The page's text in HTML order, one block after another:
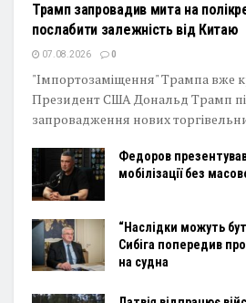
Трамп запровадив мита на
послабити залежність від Китаю
07.08.2026 0
"Імпортозаміщення" Трампа вже
Президент США Дональд Трамп
запровадження нових
Федоров
мобілізації без
“Наслідки можуть
Сибіга попередив
на судна